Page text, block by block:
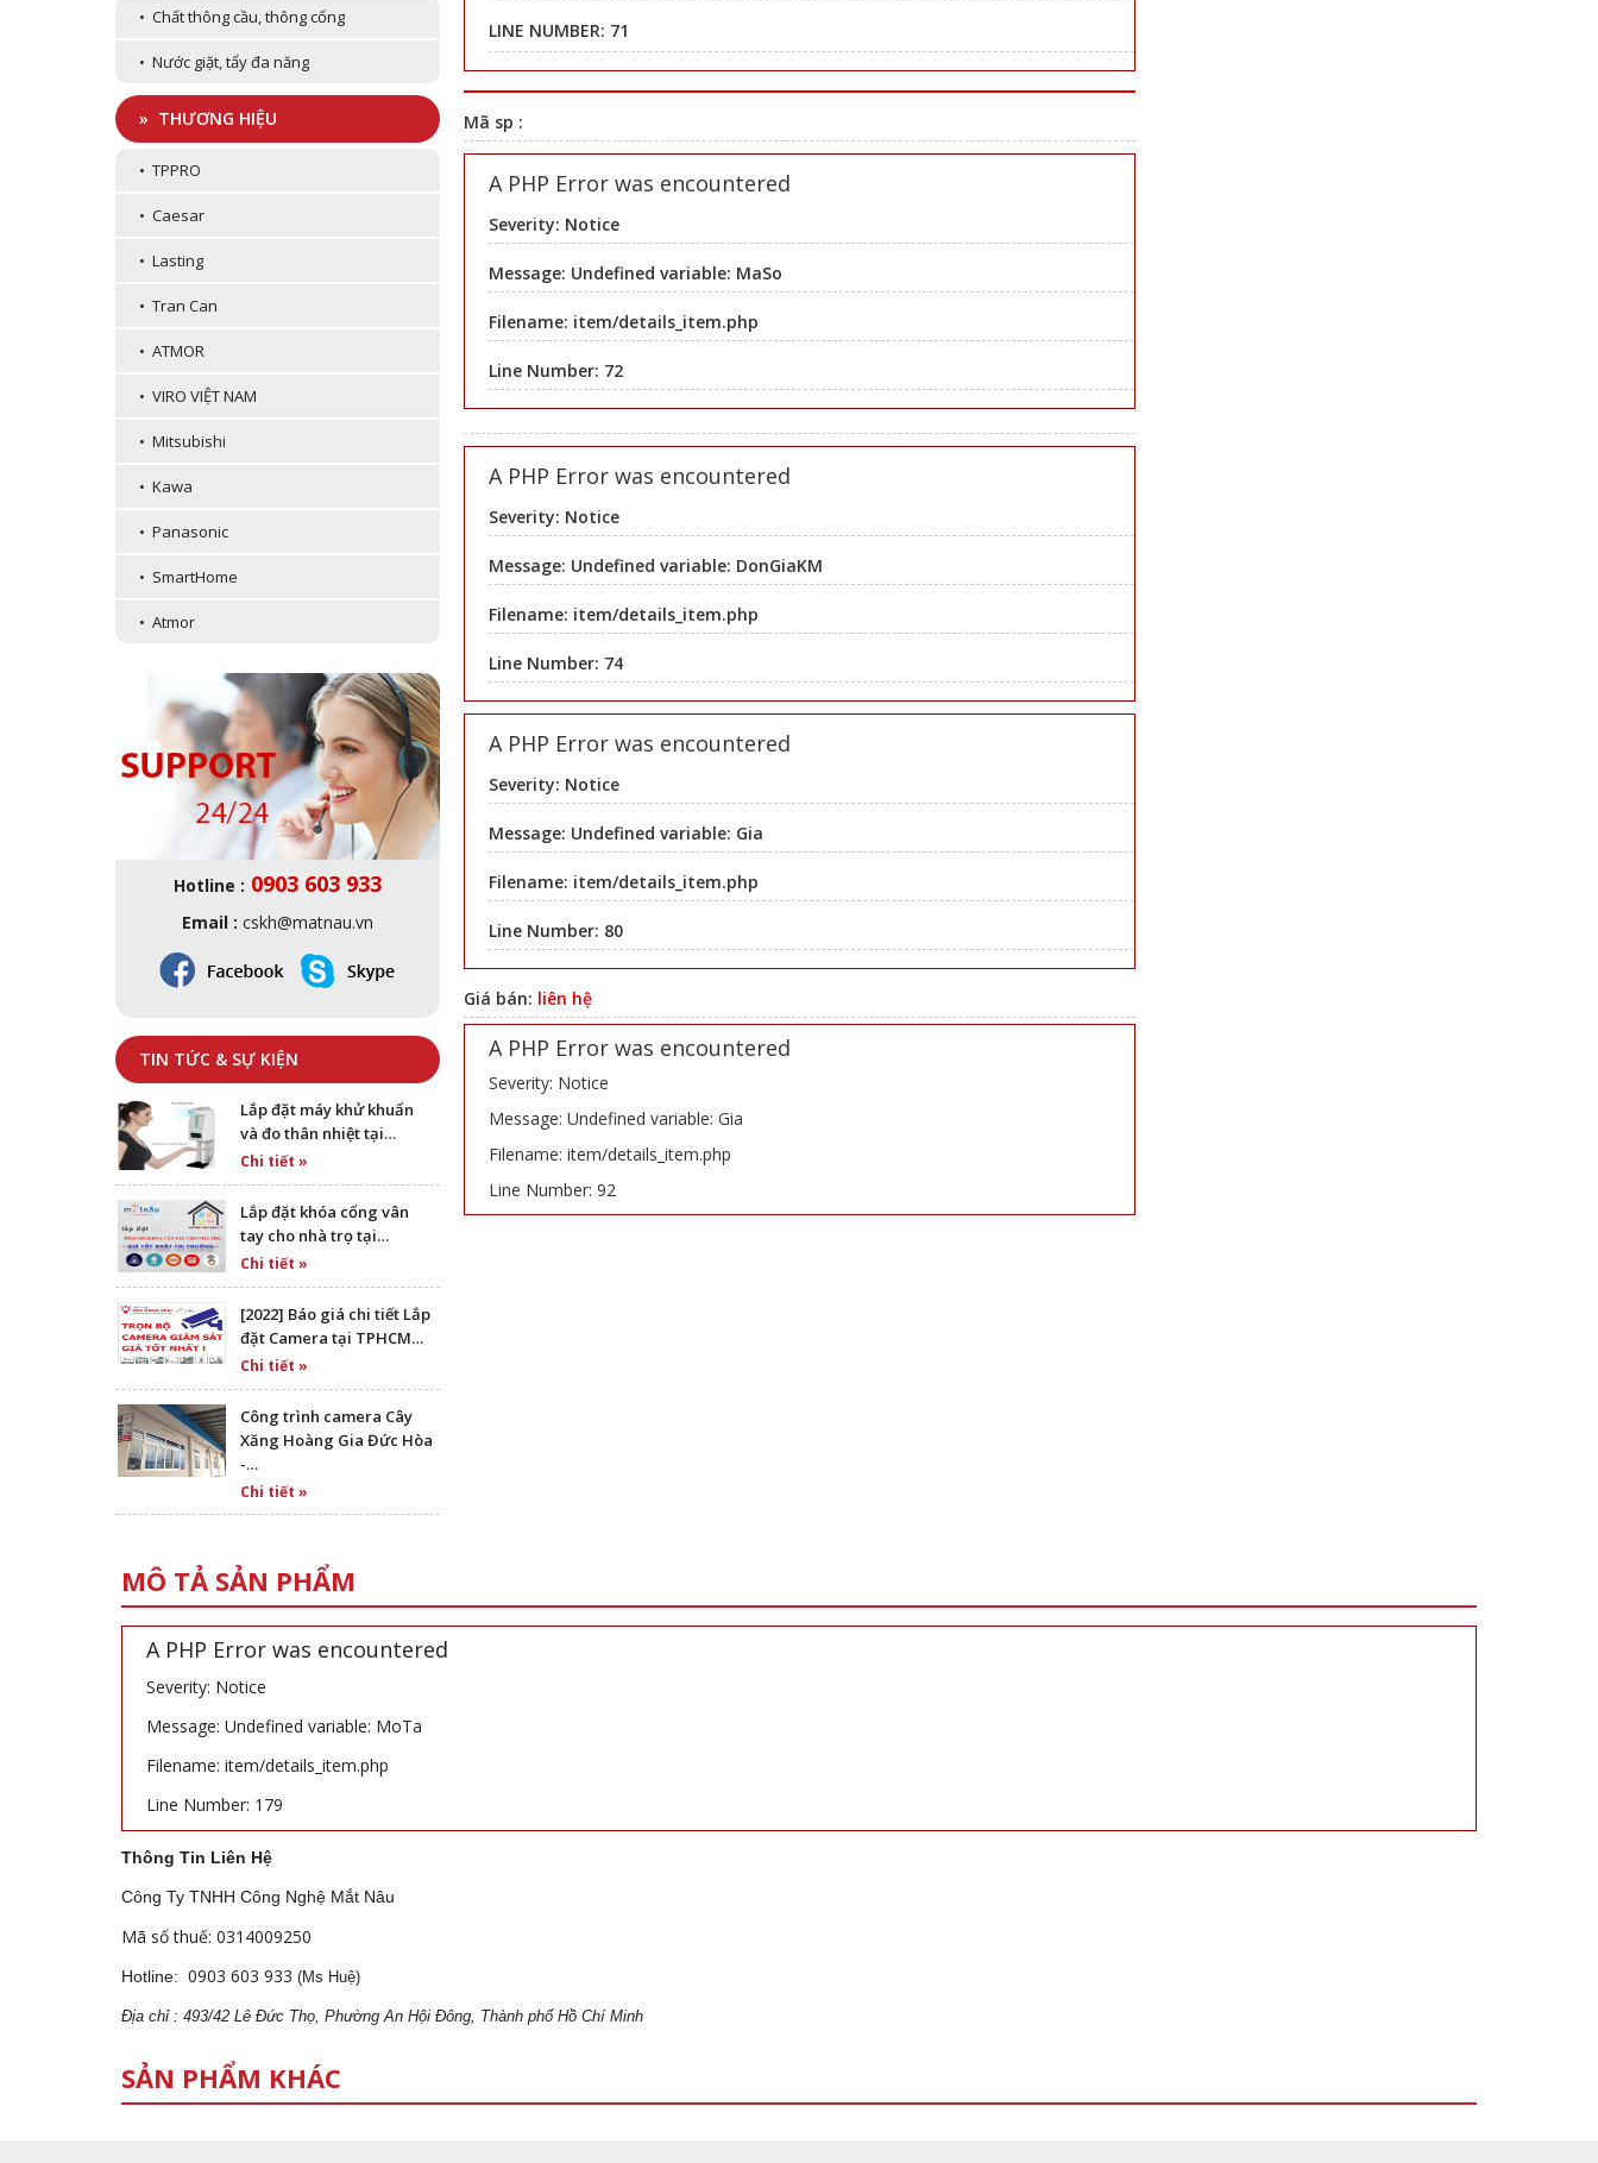
• Chất thông cầu, thông cống
• Nước giặt, tẩy đa năng
» THƯƠNG HIỆU
• TPPRO
• Caesar
• Lasting
• Tran Can
• ATMOR
• VIRO VIỆT NAM
• Mitsubishi
• Kawa
• Panasonic
• SmartHome
• Atmor
Hotline : 0903 603 933
Email : cskh@matnau.vn
TIN TỨC & SỰ KIỆN
Lắp đặt máy khử khuẩn
và đo thân nhiệt tại…
Chi tiết »
Lắp đặt khóa cổng vân
tay cho nhà trọ tại…
Chi tiết »
[2022] Báo giá chi tiết Lắp
đặt Camera tại TPHCM…
Chi tiết »
Công trình camera Cây
Xăng Hoàng Gia Đức Hòa
-…
Chi tiết »
LINE NUMBER: 71
Mã sp :
A PHP Error was encountered
Severity: Notice
Message: Undefined variable: MaSo
Filename: item/details_item.php
Line Number: 72
A PHP Error was encountered
Severity: Notice
Message: Undefined variable: DonGiaKM
Filename: item/details_item.php
Line Number: 74
A PHP Error was encountered
Severity: Notice
Message: Undefined variable: Gia
Filename: item/details_item.php
Line Number: 80
Giá bán: liên hệ
A PHP Error was encountered
Severity: Notice
Message: Undefined variable: Gia
Filename: item/details_item.php
Line Number: 92
MÔ TẢ SẢN PHẨM
A PHP Error was encountered
Severity: Notice
Message: Undefined variable: MoTa
Filename: item/details_item.php
Line Number: 179
Thông Tin Liên Hệ
Công Ty TNHH Công Nghệ Mắt Nâu
Mã số thuế: 0314009250
Hotline: 0903 603 933 (Ms Huệ)
Địa chỉ : 493/42 Lê Đức Thọ, Phường An Hội Đông, Thành phố Hồ Chí Minh
SẢN PHẨM KHÁC